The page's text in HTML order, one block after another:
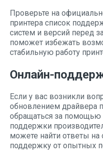
Проверьте на
принтера список
систем и версий перед
поможет избежать
стабильную работу
Онлайн-
Если у вас возникли
обновлением драйвера
обращаться за
поддержки
можете найти ответы на
поддержку от опытных